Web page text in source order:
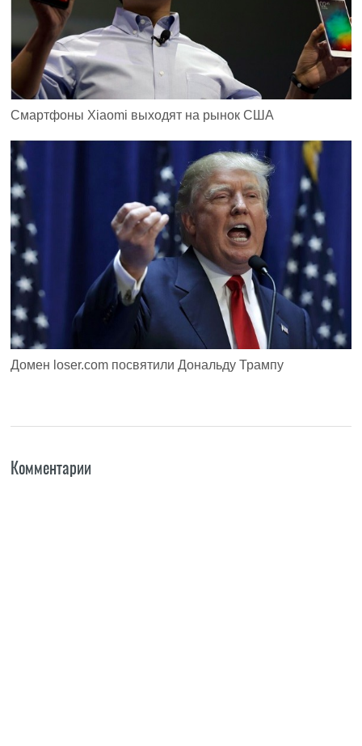
Смартфоны Xiaomi выходят на рынок США
Домен loser.com посвятили Дональду Трампу
Комментарии